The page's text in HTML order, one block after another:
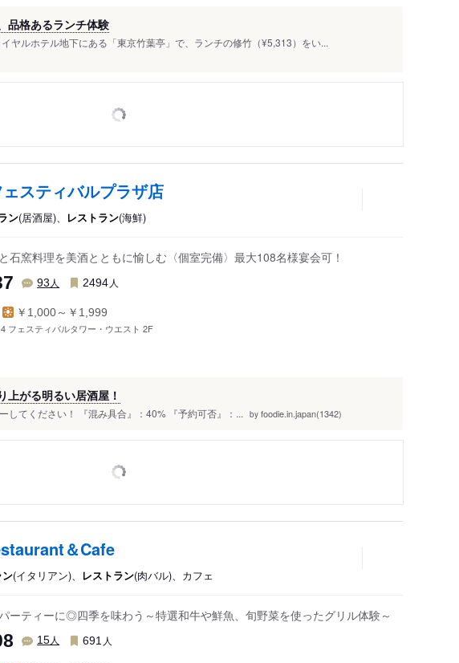
品格あるランチ体験
ヤルホテル地下にある「東京竹葉亭」で、ランチの修竹（¥5,313）をい...
スティバルプラザ店
ン(居酒屋)、 レストラン(海鮮)
石窯料理を美酒とともに愉しむ〈個室完備〉最大108名様宴会可！
93 人 2494 人
￥1,000～￥1,999
フェスティバルタワー・ウエスト 2F
上がる明るい居酒屋！
してください！ 『混み具合』：40% 『予約可否』：... by foodie.in.japan(1342)
＆Cafe
ン(イタリアン)、 レストラン(肉バル)、カフェ
ーティーに◎四季を味わう～特選和牛や鮮魚、旬野菜を使ったグリル体験～
15人 691 人